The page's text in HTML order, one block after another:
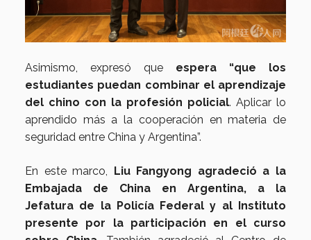
Asimismo, expresó que espera “que los
estudiantes puedan combinar el aprendizaje
del chino con la profesión policial. Aplicar lo
aprendido más a la cooperación en materia de
seguridad entre China y Argentina”.
En este marco, Liu Fangyong agradeció a la
Embajada de China en Argentina, a la
Jefatura de la Policía Federal y al Instituto
presente por la participación en el curso